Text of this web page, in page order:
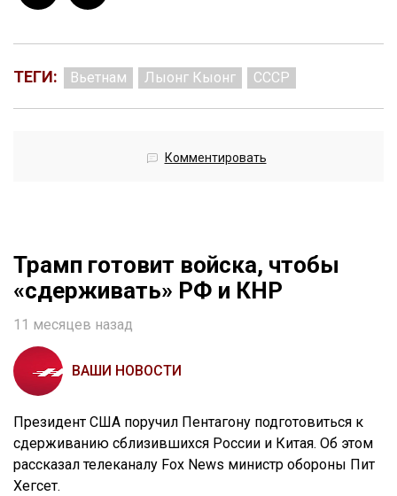
ТЕГИ: Вьетнам Лыонг Кыонг СССР
Комментировать
Трамп готовит войска, чтобы
«сдерживать» РФ и КНР
11 месяцев назад
ВАШИ НОВОСТИ
Президент США поручил Пентагону подготовиться к
сдерживанию сблизившихся России и Китая. Об этом
рассказал телеканалу Fox News министр обороны Пит
Хегсет.